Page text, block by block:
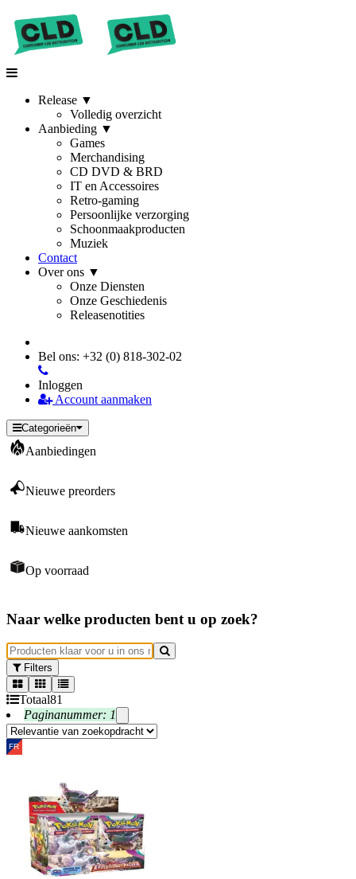
Release ▼
Volledig overzicht
Aanbieding ▼
Games
Merchandising
CD DVD & BRD
IT en Accessoires
Retro-gaming
Persoonlijke verzorging
Schoonmaakproducten
Muziek
Contact
Over ons ▼
Onze Diensten
Onze Geschiedenis
Releasenotities
Bel ons: +32 (0) 818-302-02
Inloggen
Account aanmaken
Categorieën
Aanbiedingen
Nieuwe preorders
Nieuwe aankomsten
Op voorraad
Naar welke producten bent u op zoek?
Filters
Totaal81
Paginanummer: 1